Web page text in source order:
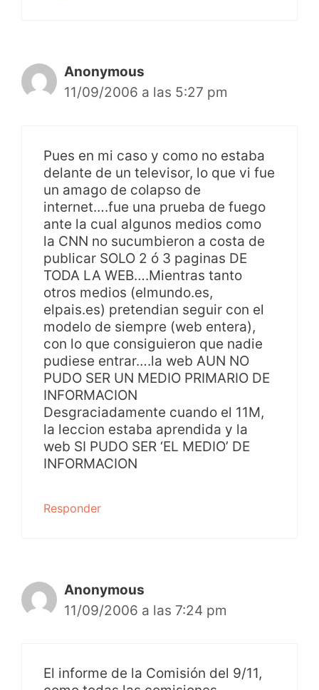
Anonymous
11/09/2006 a las 5:27 pm
Pues en mi caso y como no estaba
delante de un televisor, lo que vi fue
un amago de colapso de
internet….fue una prueba de fuego
ante la cual algunos medios como
la CNN no sucumbieron a costa de
publicar SOLO 2 ó 3 paginas DE
TODA LA WEB….Mientras tanto
otros medios (elmundo.es,
elpais.es) pretendian seguir con el
modelo de siempre (web entera),
con lo que consiguieron que nadie
pudiese entrar….la web AUN NO
PUDO SER UN MEDIO PRIMARIO DE
INFORMACION
Desgraciadamente cuando el 11M,
la leccion estaba aprendida y la
web SI PUDO SER ‘EL MEDIO’ DE
INFORMACION
Responder
Anonymous
11/09/2006 a las 7:24 pm
El informe de la Comisión del 9/11,